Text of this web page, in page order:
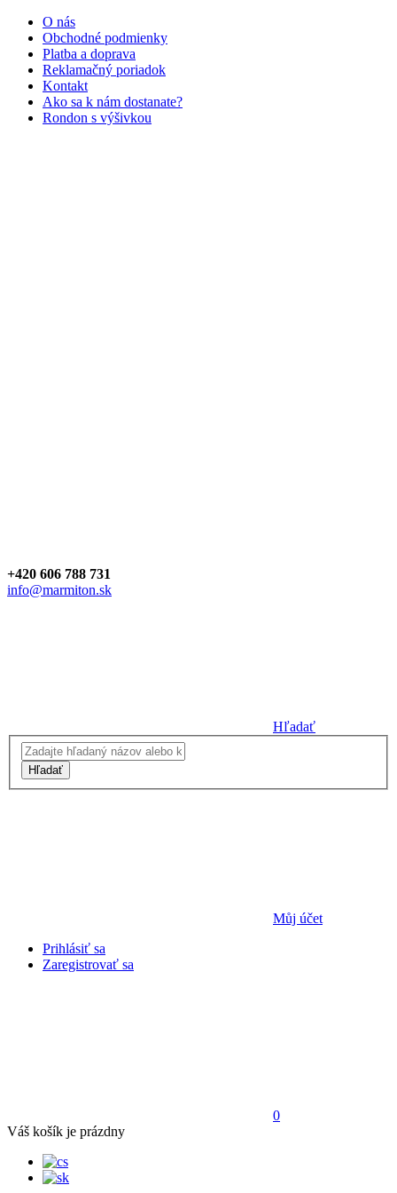
O nás
Obchodné podmienky
Platba a doprava
Reklamačný poriadok
Kontakt
Ako sa k nám dostanate?
Rondon s výšivkou
+420 606 788 731
info@marmiton.sk
Hľadať
Hľadať
Můj účet
Prihlásiť sa
Zaregistrovať sa
0
Váš košík je prázdny